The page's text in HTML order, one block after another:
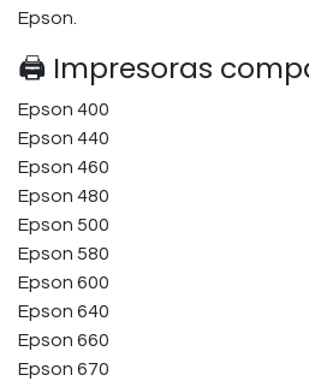
Epson.
🖨️ Impresoras
Epson 400
Epson 440
Epson 460
Epson 480
Epson 500
Epson 580
Epson 600
Epson 640
Epson 660
Epson 670